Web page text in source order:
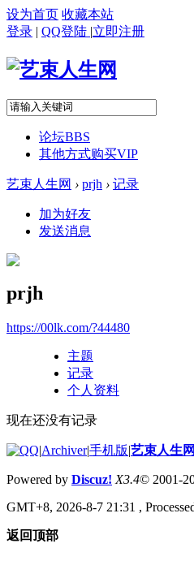
设为首页 收藏本站
登录 | QQ登陆 |立即注册
论坛BBS
其他方式购买VIP
艺束人生网 › prjh › 记录
加为好友
发送消息
prjh
https://00lk.com/?44480
主题
记录
个人资料
现在还没有记录
|Archiver|手机版|艺束人生网
Powered by Discuz! X3.4© 2001-
GMT+8, 2026-8-7 21:31 ,
返回顶部